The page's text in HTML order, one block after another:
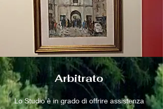
Arbitrato
Lo Studio è in grado di offrire assistenza